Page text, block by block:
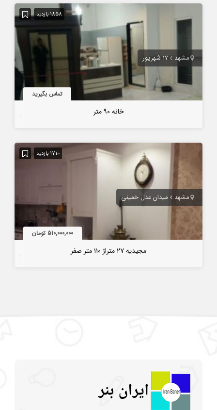
1858 بازدید
مشهد ۱۷ شهریور
تماس بگیرید
خانه 90 متر
1710 بازدید
مشهد میدان عدل خمینی
510,000,000 تومان
مجیدیه ۲۷ متراژ ۱۱۰ متر صفر